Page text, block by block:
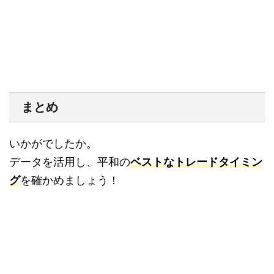
まとめ
いかがでしたか。
データを活用し、平和のベストなトレードタイミン
グを確かめましょう！